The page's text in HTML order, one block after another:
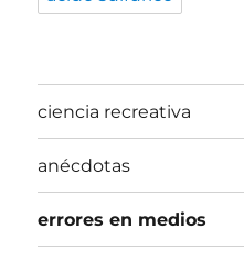
ciencia recreativa
anécdotas
errores en medios